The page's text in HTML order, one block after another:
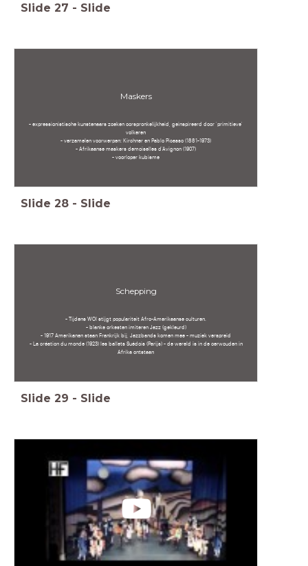
Slide 27 - Slide
Maskers
- expressionistische kunstenaars zoeken oorspronkelijkheid, geinspireerd door 'primitieve'
volkeren
- verzamelen voorwerpen: Kirchner en Pablo Picasso (1881-1973)
- Afrikaanse maskers demoiselles d'Avignon (1907)
- voorloper kubisme
Slide 28 - Slide
Schepping
- Tijdens WOI stijgt populariteit Afro-Amerikaanse culturen.
- blanke orkesten imiteren Jazz (gekleurd)
- 1917 Amerikanen staan Frankrijk bij, Jazzbands komen mee - muziek verspreid
- La création du monde (1923) les ballets Suédois (Parijs) - de wereld is in de oerwouden in
Afrika ontstaan
Slide 29 - Slide